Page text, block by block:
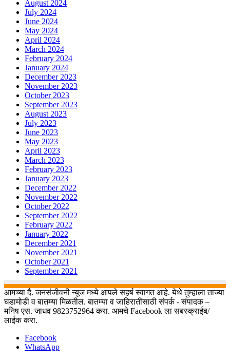
August 2024
July 2024
June 2024
May 2024
April 2024
March 2024
February 2024
January 2024
December 2023
November 2023
October 2023
September 2023
August 2023
July 2023
June 2023
May 2023
April 2023
March 2023
February 2023
January 2023
December 2022
November 2022
October 2022
September 2022
February 2022
January 2022
December 2021
November 2021
October 2021
September 2021
आमच्या दै. जनसंजीवनी न्यूज मध्ये आपले सहर्ष स्वागत आहे. येथे तुम्हाला ताज्या
घडामोडी व बातम्या मिळतील. बातम्या व जाहिरातींसाठी संपर्क - संपादक –
मनिष एस. जाधव 9823752964 करा. आमचे Facebook ला सबस्क्राईब/
लाईक करा.
Facebook
WhatsApp